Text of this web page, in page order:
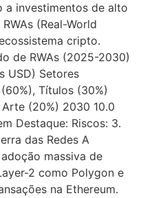
a investimentos de alto
(Real-World
cripto.
de RWAs (2025-2030)
USD) Setores
Títulos (30%)
(20%) 2030 10.0
Destaque: Riscos: 3.
das Redes A
massiva de
2 como Polygon e
na Ethereum.